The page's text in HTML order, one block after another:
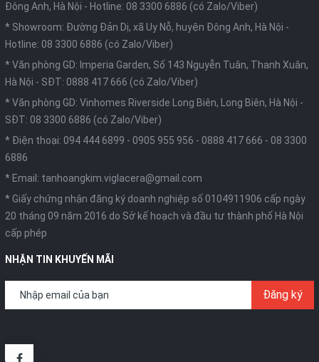
Đông Anh, Hà Nội - Hotline: 08 3300 6886 (có Zalo/Viber)
* Showroom: Đường Đản Dị, xã Uy Nỗ, huyện Đông Anh, Hà Nội -
Hotline: 08 3300 6886 (có Zalo/Viber)
* Văn phòng GD: Imperia Garden, Số 143 Nguyễn Tuân, Thanh Xuân,
Hà Nội - SĐT: 0888 417 666 (có Zalo/Viber)
* Văn phòng GD: Vinhomes Riverside Long Biên, Long Biên, Hà Nội -
SĐT: 08 3300 6886 (có Zalo/Viber)
* Điện thoại: 094 444 6899 - 0905 955 956 - 0888 417 666 - 08 3300
6886
* Email: tanhoangkim.viglacera@gmail.com
* Giấy chứng nhận đăng ký doanh nghiệp số 0104911906 cấp ngày
20 tháng 09 năm 2016 do Sở kế hoạch và đầu tư thành phố Hà Nội
cấp phép
NHẬN TIN KHUYẾN MÃI
Đăng ký